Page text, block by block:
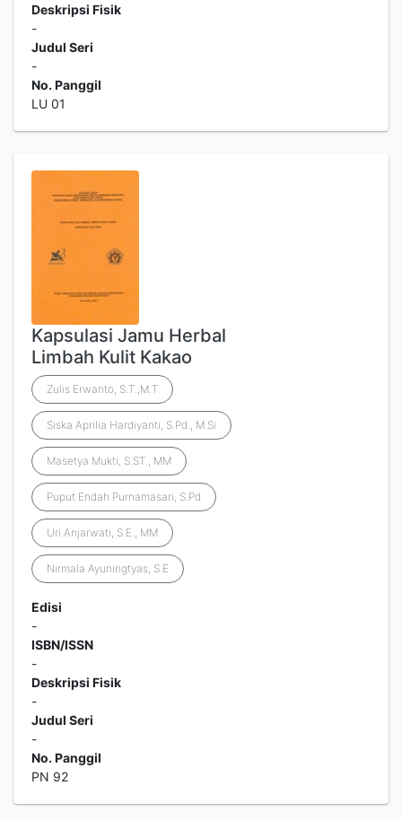
Deskripsi Fisik
-
Judul Seri
-
No. Panggil
LU 01
Kapsulasi Jamu Herbal
Limbah Kulit Kakao
Zulis Erwanto, S.T.,M.T
Siska Aprilia Hardiyanti, S.Pd., M.Si
Masetya Mukti, S.ST., MM
Puput Endah Purnamasari, S.Pd
Uri Anjarwati, S.E., MM
Nirmala Ayuningtyas, S.E
Edisi
-
ISBN/ISSN
-
Deskripsi Fisik
-
Judul Seri
-
No. Panggil
PN 92